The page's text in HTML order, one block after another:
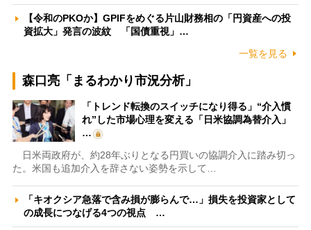
【令和のPKOか】GPIFをめぐる片山財務相の「円資産への投
資拡大」発言の波紋 「国債重視」…
一覧を見る
森口亮「まるわかり市況分析」
「トレンド転換のスイッチになり得る」“介入慣
れ”した市場心理を変える「日米協調為替介入」
…
日米両政府が、約28年ぶりとなる円買いの協調介入に踏み切っ
た。米国も追加介入を辞さない姿勢を示して…
「キオクシア急落で含み損が膨らんで…」損失を投資家として
の成長につなげる4つの視点 …